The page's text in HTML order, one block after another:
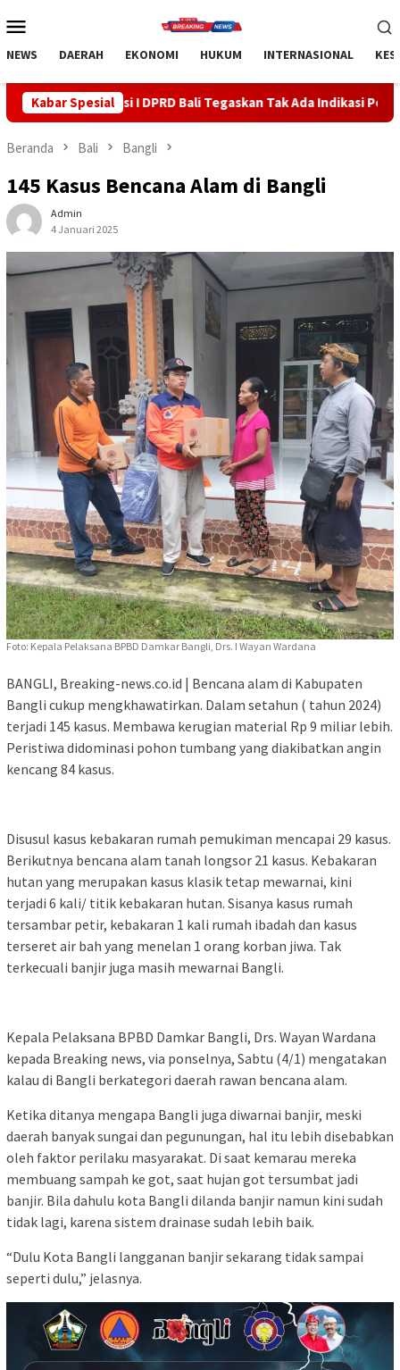
ke
Mobile
NEWS DAERAH EKONOMI HUKUM INTERNASIONAL
Kabar Spesial
Bali Tegaskan Tak Ada Indikasi Penyalahgunaan Barang Sitaan
Beranda Bali Bangli
145 Kasus Bencana Alam di Bangli
Admin
4 Januari 2025
Foto: Kepala Pelaksana BPBD Damkar Bangli, Drs. I Wayan Wardana
BANGLI, Breaking-news.co.id | Bencana alam di Kabupaten
Bangli cukup mengkhawatirkan. Dalam setahun ( tahun 2024)
terjadi 145 kasus. Membawa kerugian material Rp 9 miliar lebih.
Peristiwa didominasi pohon tumbang yang diakibatkan angin
kencang 84 kasus.
Disusul kasus kebakaran rumah pemukiman mencapai 29 kasus.
Berikutnya bencana alam tanah longsor 21 kasus. Kebakaran
hutan yang merupakan kasus klasik tetap mewarnai, kini
terjadi 6 kali/ titik kebakaran hutan. Sisanya kasus rumah
tersambar petir, kebakaran 1 kali rumah ibadah dan kasus
terseret air bah yang menelan 1 orang korban jiwa. Tak
terkecuali banjir juga masih mewarnai Bangli.
Kepala Pelaksana BPBD Damkar Bangli, Drs. Wayan Wardana
kepada Breaking news, via ponselnya, Sabtu (4/1) mengatakan
kalau di Bangli berkategori daerah rawan bencana alam.
Ketika ditanya mengapa Bangli juga diwarnai banjir, meski
daerah banyak sungai dan pegunungan, hal itu lebih disebabkan
oleh faktor perilaku masyarakat. Di saat kemarau mereka
membuang sampah ke got, saat hujan got tersumbat jadi
banjir. Bila dahulu kota Bangli dilanda banjir namun kini sudah
tidak lagi, karena sistem drainase sudah lebih baik.
“Dulu Kota Bangli langganan banjir sekarang tidak sampai
seperti dulu,” jelasnya.